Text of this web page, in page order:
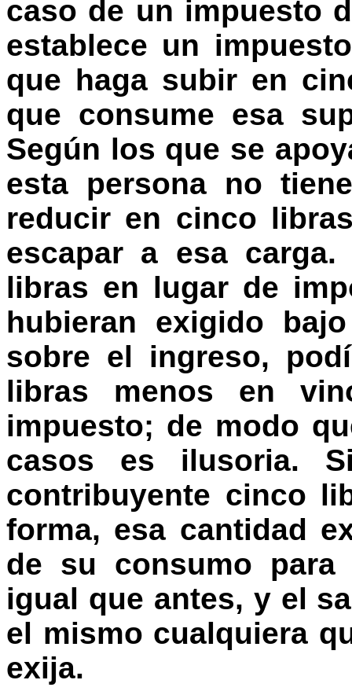
caso de un impuesto
establece un
que haga subir en
que consume esa
Según los que se
esta persona no
reducir en cinco
escapar a esa
libras en lugar de
hubieran exigido
sobre el ingreso,
libras menos en
impuesto; de modo
casos es ilusoria.
contribuyente cinco
forma, esa cantidad
de su consumo
igual que antes, y el
el mismo cualquiera
exija.